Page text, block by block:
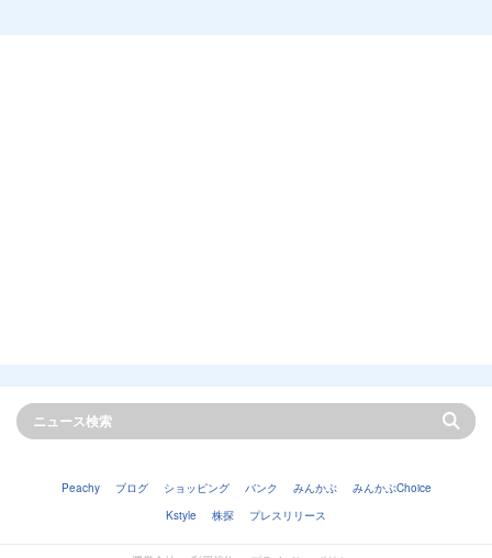
Peachy ブログ ショッピング バンク みんかぶ
みんかぶChoice
Kstyle
株探 プレスリリース